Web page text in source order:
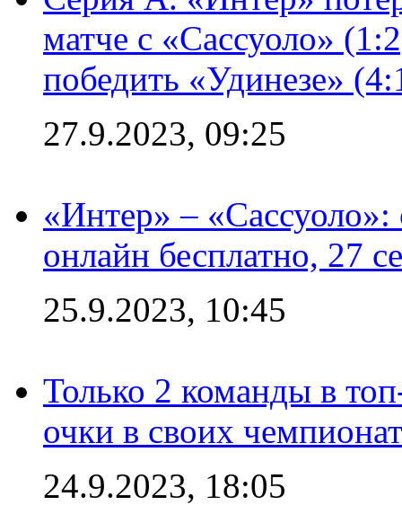
матче с «Сассуоло»
победить «Удинезе»
27.9.2023, 09:25
«Интер» –
онлайн бесплатно, 27
25.9.2023, 10:45
Только 2 команды в
очки в своих
24.9.2023, 18:05